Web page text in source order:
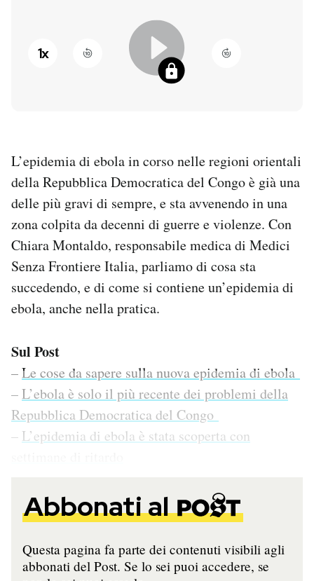
AREA PERSONALE
Entra
1x
L’epidemia di ebola in corso nelle regioni orientali
della Repubblica Democratica del Congo è già una
delle più gravi di sempre, e sta avvenendo in una
zona colpita da decenni di guerre e violenze. Con
Chiara Montaldo, responsabile medica di Medici
Senza Frontiere Italia, parliamo di cosa sta
succedendo, e di come si contiene un’epidemia di
ebola, anche nella pratica.
Sul Post
–Le cose da sapere sulla nuova epidemia di ebola
–L’ebola è solo il più recente dei problemi della
Repubblica Democratica del Congo
– L’epidemia di ebola è stata scoperta con
Abbonati al
Questa pagina fa parte dei contenuti visibili agli
abbonati del Post. Se lo sei puoi accedere, se